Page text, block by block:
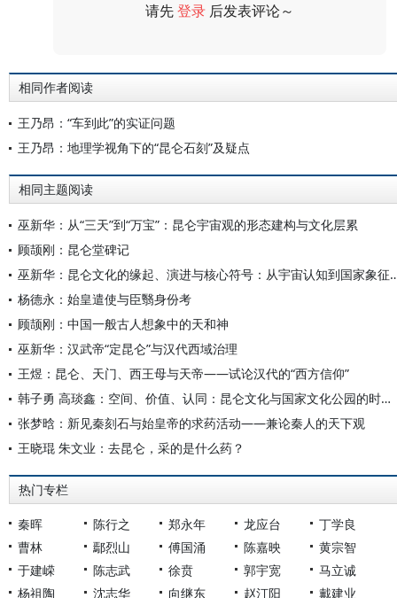
请先登录 后发表评论～
相同作者阅读
王乃昂：“车到此”的实证问题
王乃昂：地理学视角下的“昆仑石刻”及疑点
相同主题阅读
巫新华：从“三天”到“万宝”：昆仑宇宙观的形态建构与文化层累
顾颉刚：昆仑堂碑记
巫新华：昆仑文化的缘起、演
杨德永：始皇遣使与臣翳身份考
顾颉刚：中国一般古人想象中的天和神
巫新华：汉武帝“定昆仑”与汉代西域治理
王煜：昆仑、天门、西王母与天帝——试论汉代的“西方信仰”
韩子勇 高琰鑫：空间、价值、认同：昆仑文化与国家文化公园的时空耦合及文化共生
张梦晗：新见秦刻石与始皇帝的求药活动——兼论秦人的天下观
王晓琨 朱文业：去昆仑，采的是什么药？
热门专栏
秦晖 陈行之 郑永年 龙应台
丁学良
曹林
鄢烈山 傅国涌 陈嘉映
黄宗智
于建嵘
陈志武 徐贲 郭宇宽
马立诚
杨祖陶
沈志华 向继东 赵汀阳 戴建业